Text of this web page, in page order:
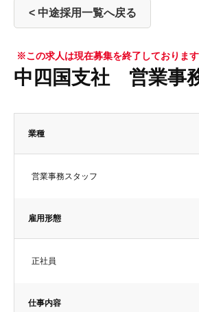
< 中途採用一覧へ戻る
※この求人は現在募集を終了しております
中四国支社 営業事
業種
営業事務スタッフ
雇用形態
正社員
仕事内容